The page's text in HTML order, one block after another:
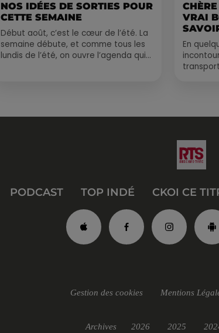
NOS IDÉES DE SORTIES POUR
CETTE SEMAINE
Début août, c’est le cœur de l’été. La
semaine débute, et comme tous les
lundis de l’été, on ouvre l’agenda qui
VRAI
En
PODCAST TOP INDÉ CKOI CE
Gestion des cookies Mentions
Archives 2026 2025